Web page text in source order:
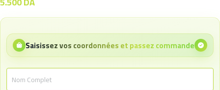
Saisissez vos coordonnées et passez commande